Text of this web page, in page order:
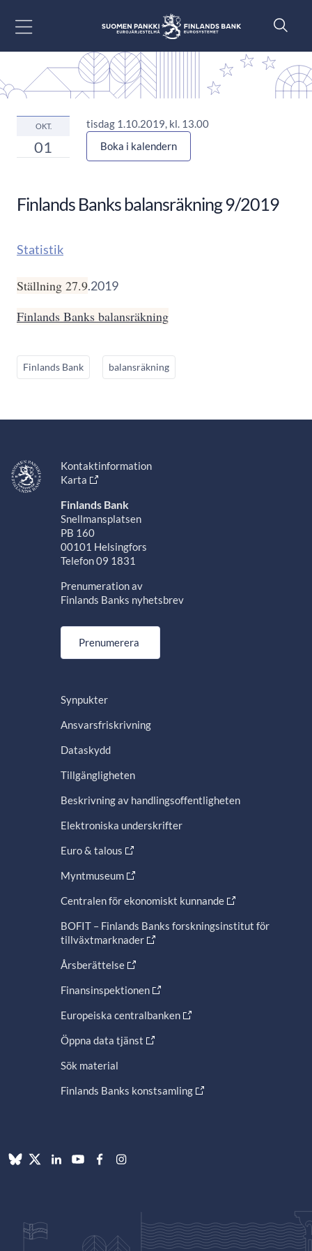
OKT.
01
tisdag 1.10.2019, kl. 13.00
Boka i kalendern
Finlands Banks balansräkning 9/2019
Statistik
Ställning 27.9.2019
Finlands Banks balansräkning
Finlands Bank balansräkning
Kontaktinformation
Karta
Finlands Bank
Snellmansplatsen
PB 160
00101 Helsingfors
Telefon 09 1831
Prenumeration av
Finlands Banks nyhetsbrev
Prenumerera
Synpukter
Ansvarsfriskrivning
Dataskydd
Tillgängligheten
Beskrivning av handlingsoffentligheten
Elektroniska underskrifter
Euro & talous
Myntmuseum
Centralen för ekonomiskt kunnande
BOFIT – Finlands Banks forskningsinstitut för
tillväxtmarknader
Årsberättelse
Finansinspektionen
Europeiska centralbanken
Öppna data tjänst
Sök material
Finlands Banks konstsamling